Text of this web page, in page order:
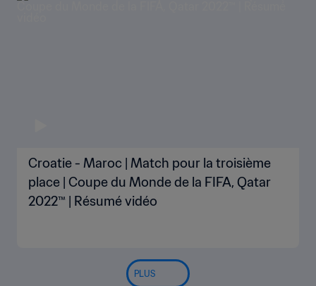
Croatie - Maroc | Match pour la troisième
place | Coupe du Monde de la FIFA, Qatar
2022™ | Résumé vidéo
PLUS